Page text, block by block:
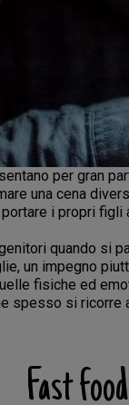
per gran
una cena
i propri figli
quando si
un impegno
fisiche ed
spesso si ricorre
Fast